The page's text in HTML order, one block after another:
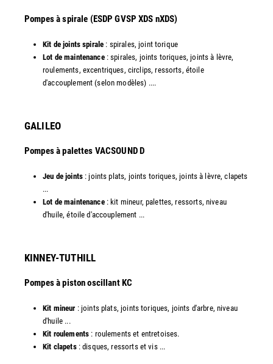
​Pompes à spirale (ESDP GVSP XDS nXDS)
Kit de joints spirale : spirales, joint torique
Lot de maintenance: spirales, joints toriques, joints à lèvre,
roulements, excentriques, circlips, ressorts, étoile
d'accouplement (selon modèles) ....​
GALILEO
Pompes à palettes VACSOUND D
Jeu de joints : joints plats, joints toriques, joints à lèvre, clapets
...
Lot de maintenance: kit mineur, palettes, ressorts, niveau
d'huile, étoile d'accouplement ...​​
KINNEY-TUTHILL
Pompes à piston oscillant KC
Kit mineur : joints plats, joints toriques, joints d'arbre, niveau
d'huile ...
Kit roulements : roulements et entretoises.
Kit clapets: disques, ressorts et vis ...